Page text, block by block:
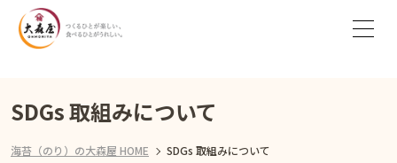
SDGs 取組みについて
海苔（のり）の大森屋 HOME SDGs 取組みについて